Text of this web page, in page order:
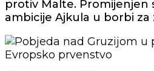
protiv Malte. Promijenjen
ambicije Ajkula u borbi za